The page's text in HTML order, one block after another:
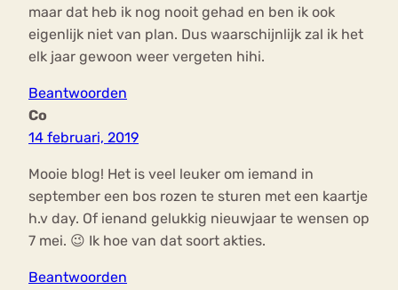
maar dat heb ik nog nooit gehad en ben ik ook
eigenlijk niet van plan. Dus waarschijnlijk zal ik het
elk jaar gewoon weer vergeten hihi.
Beantwoorden
Co
14 februari, 2019
Mooie blog! Het is veel leuker om iemand in
september een bos rozen te sturen met een kaartje
h.v day. Of ienand gelukkig nieuwjaar te wensen op
7 mei. 😉 Ik hoe van dat soort akties.
Beantwoorden